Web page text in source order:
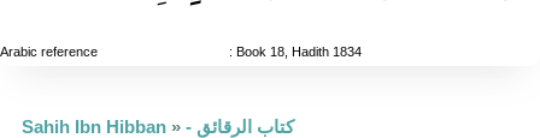
Arabic reference : Book 18, Hadith 1834
Sahih Ibn Hibban » - كتاب الرقائق